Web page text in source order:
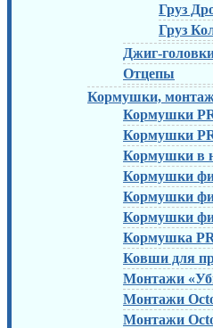
Груз
Груз
Джиг-
Отцепы
Кормушки,
Кормушки
Кормушки
Кормушки в
Кормушки
Кормушки
Кормушки
Кормушка
Ковши для
Монтажи
Монтажи
Монтажи